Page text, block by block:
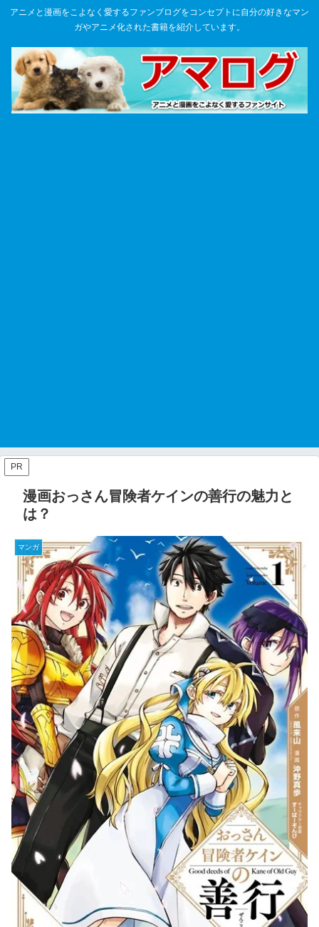
アニメと漫画をこよなく愛するファンブログをコンセプトに自分の好きなマン
ガやアニメ化された書籍を紹介しています。
PR
漫画おっさん冒険者ケインの善行の魅力と
は？
マンガ